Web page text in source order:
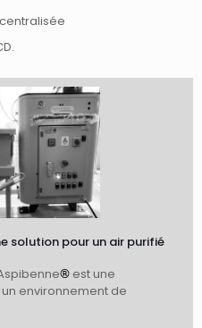
solution pour un air purifié
® est une
environnement de